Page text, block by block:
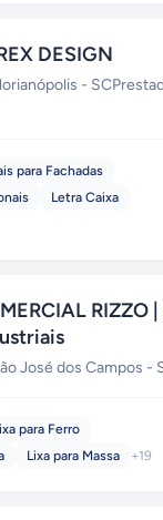
DESIGN
- SC
para Fachadas
Letra Caixa
RIZZO
José dos Campos -
para Ferro
Lixa para Massa +19